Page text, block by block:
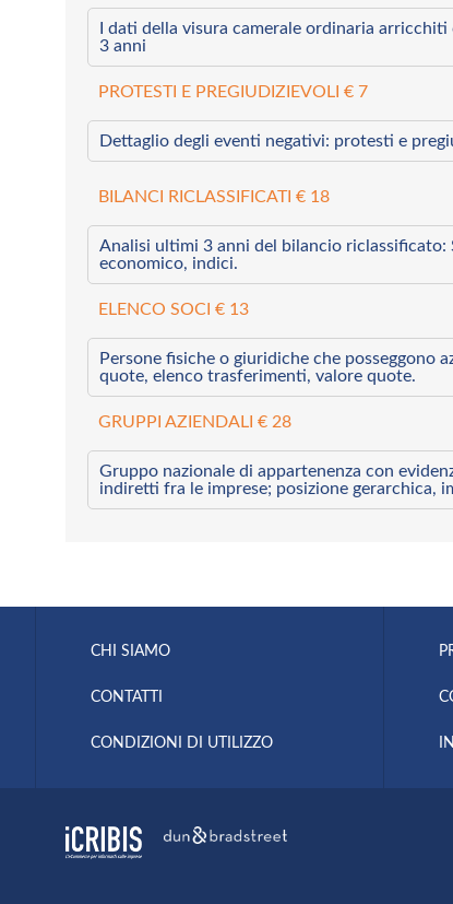
I dati della visura camerale ordinaria
3 anni
PROTESTI E PREGIUDIZIEVOLI € 7
Dettaglio degli eventi negativi: protesti e
BILANCI RICLASSIFICATI € 18
Analisi ultimi 3 anni del bilancio
economico, indici.
ELENCO SOCI € 13
Persone fisiche o giuridiche che posseggono
quote, elenco trasferimenti, valore quote.
GRUPPI AZIENDALI € 28
Gruppo nazionale di appartenenza con
indiretti fra le imprese; posizione gerarchica,
CHI SIAMO
CONTATTI
CONDIZIONI DI UTILIZZO